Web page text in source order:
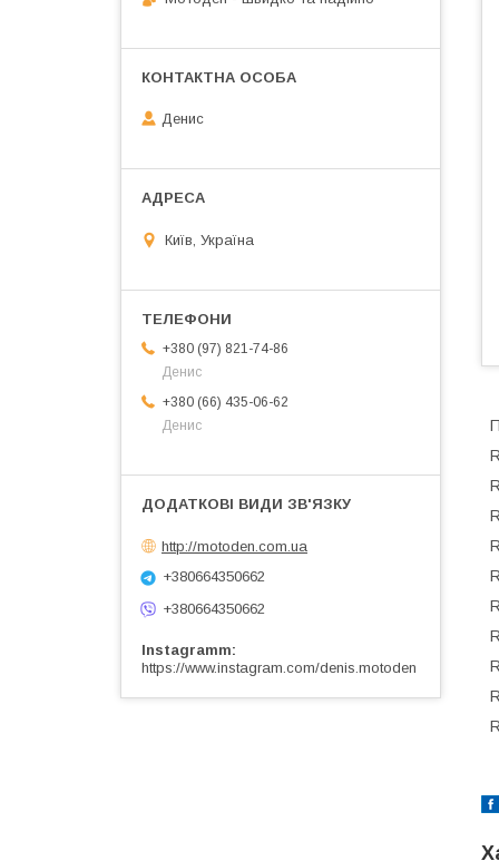
Денис
Київ, Україна
+380 (97) 821-74-86
Денис
+380 (66) 435-06-62
Денис
http://motoden.com.ua
+380664350662
+380664350662
Instagramm
https://www.instagram.com/denis.motoden